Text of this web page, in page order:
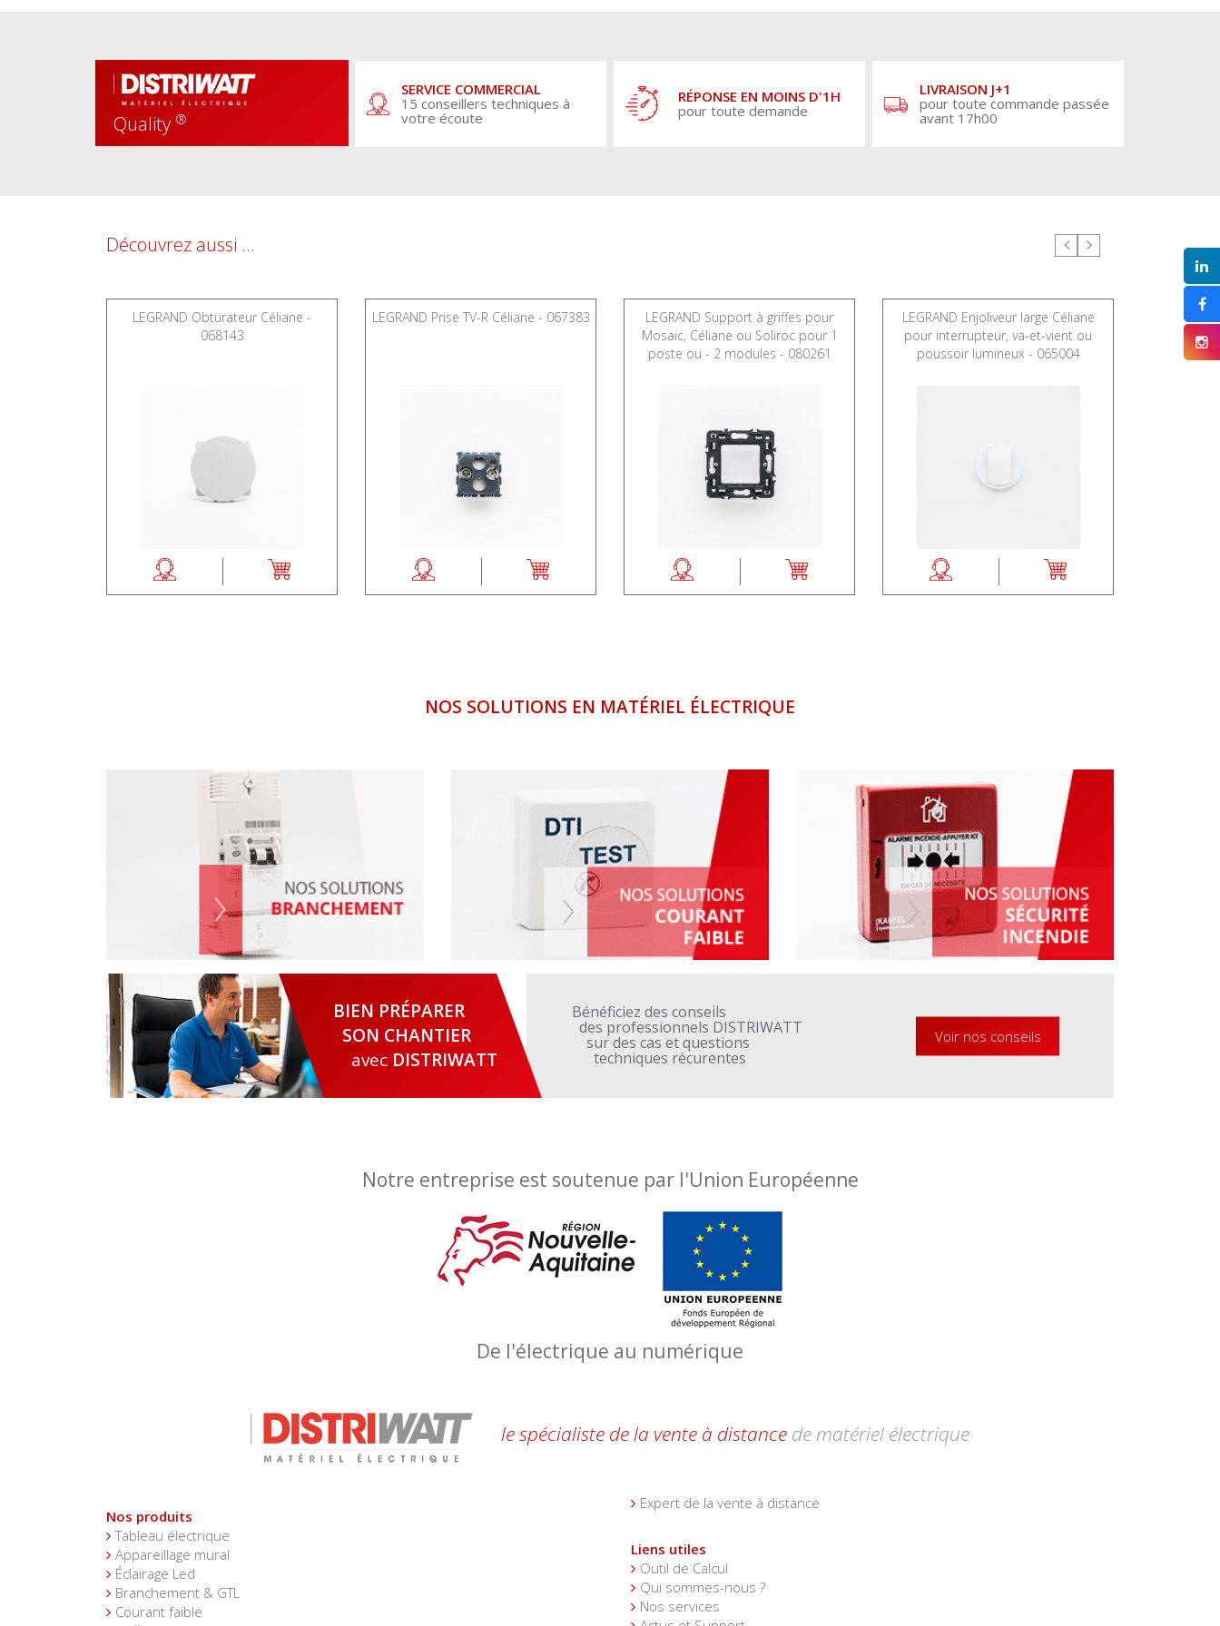
Quality ®
SERVICE COMMERCIAL
15 conseillers techniques à
votre écoute
RÉPONSE EN MOINS D'1H
pour toute demande
LIVRAISON J+1
pour toute commande passée
avant 17h00
Découvrez aussi ...
LEGRAND Obturateur Céliane -
068143
LEGRAND Prise TV-R Céliane - 067383
LEGRAND Support à griffes pour
Mosaic, Céliane ou Soliroc pour 1
poste ou - 2 modules - 080261
LEGRAND Enjoliveur large Céliane
pour interrupteur, va-et-vient ou
poussoir lumineux - 065004
Céliane
6 à 8
NOS SOLUTIONS EN MATÉRIEL ÉLECTRIQUE
Bénéficiez des conseils
des professionnels DISTRIWATT
sur des cas et questions
techniques récurentes
Voir nos conseils
BIEN PRÉPARER
SON CHANTIER
avec DISTRIWATT
Notre entreprise est soutenue par l'Union Européenne
De l'électrique au numérique
le spécialiste de la vente à distancede matériel électrique
Nos produits
Tableau électrique
Appareillage mural
Éclairage Led
Branchement & GTL
Courant faible
Expert de la vente à distance
Liens utiles
Outil de Calcul
Qui sommes-nous ?
Nos services